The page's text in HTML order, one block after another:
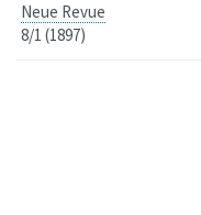
Neue Revue
8/1 (1897)